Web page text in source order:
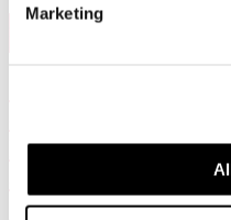
Marketing
“Più impianti per
certezza ai
Incidere sul